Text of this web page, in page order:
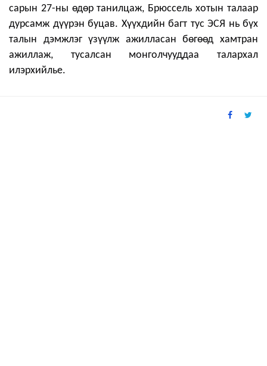
сарын 27-ны өдөр танилцаж, Брюссель хотын талаар
дурсамж дүүрэн буцав. Хүүхдийн багт тус ЭСЯ нь бүх
талын дэмжлэг үзүүлж ажилласан бөгөөд хамтран
ажиллаж, тусалсан монголчууддаа талархал
илэрхийлье.